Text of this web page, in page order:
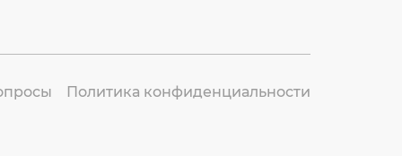
Политика конфиденциальности